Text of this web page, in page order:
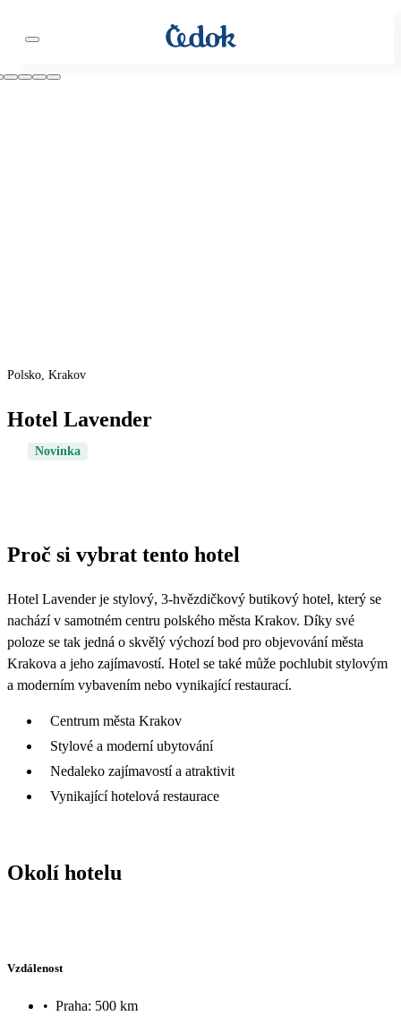
Polsko, Krakov
Hotel Lavender
Novinka
Proč si vybrat tento hotel
Hotel Lavender je stylový, 3‑hvězdičkový butikový hotel, který se
nachází v samotném centru polského města Krakov. Díky své
poloze se tak jedná o skvělý výchozí bod pro objevování města
Krakova a jeho zajímavostí. Hotel se také může pochlubit stylovým
a moderním vybavením nebo vynikající restaurací.
Centrum města Krakov
Stylové a moderní ubytování
Nedaleko zajímavostí a atraktivit
Vynikající hotelová restaurace
Okolí hotelu
Vzdálenost
• Praha: 500 km